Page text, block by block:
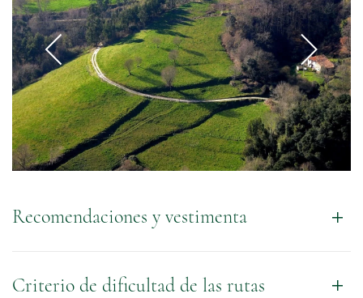
Recomendaciones y vestimenta
Criterio de dificultad de las rutas